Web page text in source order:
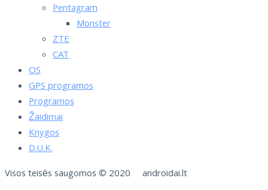
Pentagram
Monster
ZTE
CAT
OS
GPS programos
Programos
Žaidimai
Knygos
D.U.K.
Visos teisės saugomos © 2020 androidai.lt